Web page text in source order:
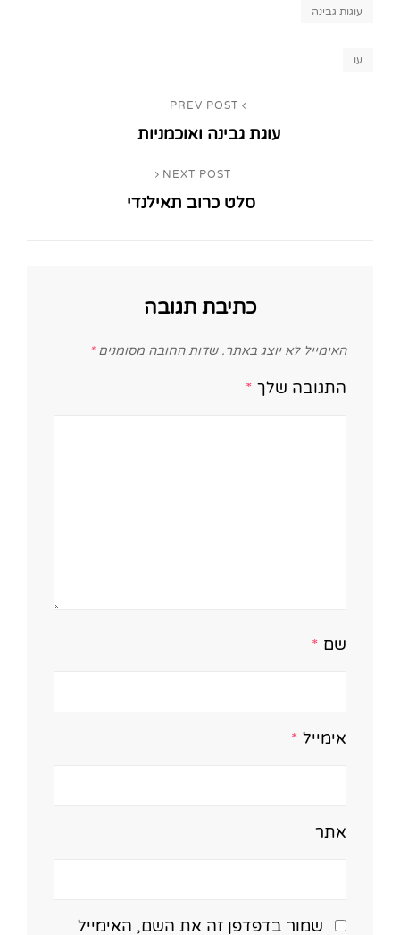
עוגות גבינה
Tags,
עו
PREV POST
עוגת גבינה ואוכמניות
NEXT POST
סלט כרוב תאילנדי
כתיבת תגובה
האימייל לא יוצג באתר. שדות החובה מסומנים*
התגובה שלך *
שם *
אימייל *
אתר
שמור בדפדפן זה את השם, האימייל